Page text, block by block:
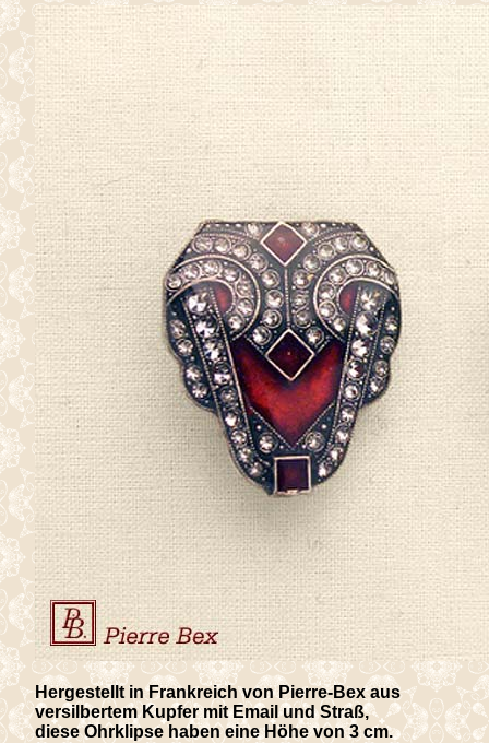
Hergestellt in Frankreich von Pierre-Bex aus
versilbertem Kupfer mit Email und Straß,
diese Ohrklipse haben eine Höhe von 3 cm.